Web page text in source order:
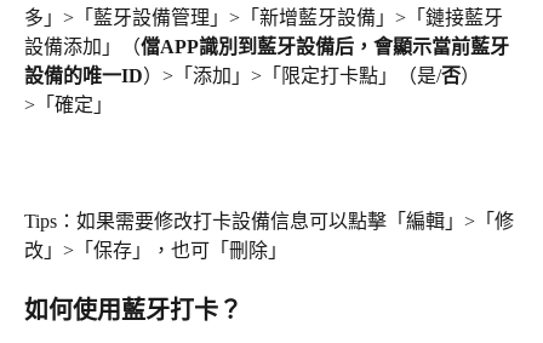
多」>「藍牙設備管理」>「新增藍牙設備」>「鏈接藍牙
設備添加」（儅APP識別到藍牙設備后，會顯示當前藍牙
設備的唯一ID）>「添加」>「限定打卡點」（是/否）
>「確定」
Tips：如果需要修改打卡設備信息可以點擊「編輯」>「修
改」>「保存」，也可「刪除」
如何使用藍牙打卡？